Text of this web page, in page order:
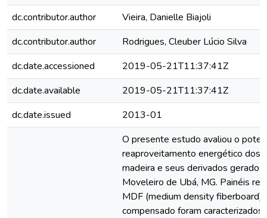
dc.contributor.author
Vieira, Danielle Biajoli
dc.contributor.author
Rodrigues, Cleuber Lúcio Silva
dc.date.accessioned
2019-05-21T11:37:41Z
dc.date.available
2019-05-21T11:37:41Z
dc.date.issued
2013-01
O presente estudo avaliou o
reaproveitamento energético dos
madeira e seus derivados
Moveleiro de Ubá, MG. Painéis
MDF (medium density
compensado foram caracterizados